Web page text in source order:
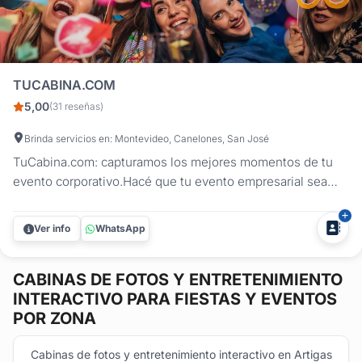
TUCABINA.COM
5,00(31 reseñas)
Brinda servicios en: Montevideo, Canelones, San José
TuCabina.com: capturamos los mejores momentos de tu
evento corporativo.Hacé que tu evento empresarial sea
fotos y plataforma de entretenimiento 360. En
TuCabina.com, ofrecemos una experiencia innovadora para
Ver info WhatsApp
CABINAS DE FOTOS Y ENTRETENIMIENTO
INTERACTIVO PARA FIESTAS Y EVENTOS
POR ZONA
Cabinas de fotos y entretenimiento interactivo en Artigas